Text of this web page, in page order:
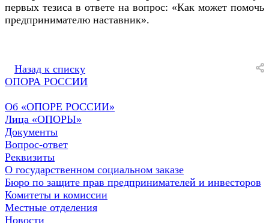
первых тезиса в ответе на вопрос: «Как может помочь
предпринимателю наставник».
Назад к списку
ОПОРА РОССИИ
Об «ОПОРЕ РОССИИ»
Лица «ОПОРЫ»
Документы
Вопрос-ответ
Реквизиты
О государственном социальном заказе
Бюро по защите прав предпринимателей и инвесторов
Комитеты и комиссии
Местные отделения
Новости